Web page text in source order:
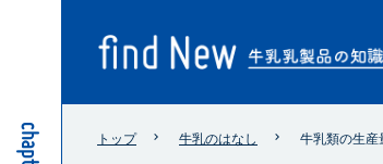
トップ 牛乳のはなし 牛乳類の生産